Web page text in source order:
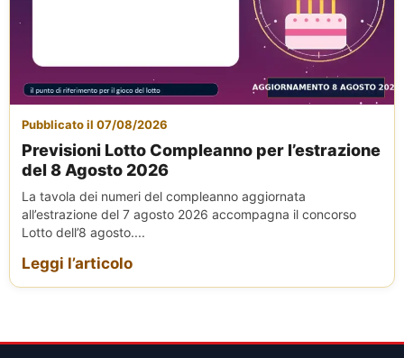
Pubblicato il 07/08/2026
Previsioni Lotto Compleanno per l’estrazione
del 8 Agosto 2026
La tavola dei numeri del compleanno aggiornata
all’estrazione del 7 agosto 2026 accompagna il concorso
Lotto dell’8 agosto....
Leggi l’articolo